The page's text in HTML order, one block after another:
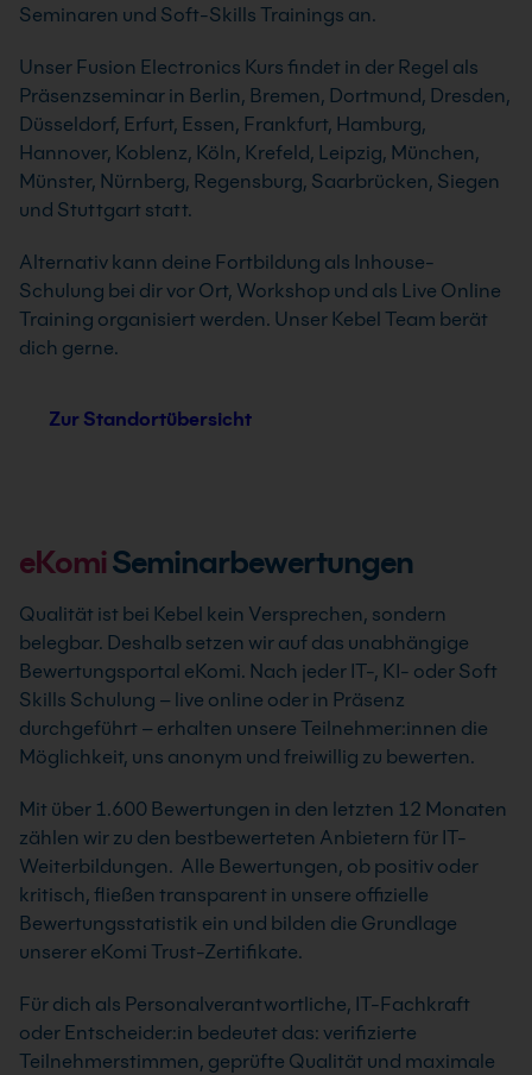
Seminaren und Soft-Skills Trainings an.
Unser Fusion Electronics Kurs findet in der Regel als
Präsenzseminar in Berlin, Bremen, Dortmund, Dresden,
Düsseldorf, Erfurt, Essen, Frankfurt, Hamburg,
Hannover, Koblenz, Köln, Krefeld, Leipzig, München,
Münster, Nürnberg, Regensburg, Saarbrücken, Siegen
und Stuttgart statt.
Alternativ kann deine Fortbildung als Inhouse-
Schulung bei dir vor Ort, Workshop und als Live Online
Training organisiert werden. Unser Kebel Team berät
dich gerne.
Zur Standortübersicht
eKomiSeminarbewertungen
Qualität ist bei Kebel kein Versprechen, sondern
belegbar. Deshalb setzen wir auf das unabhängige
Bewertungsportal eKomi. Nach jeder IT-, KI- oder Soft
Skills Schulung – live online oder in Präsenz
durchgeführt – erhalten unsere Teilnehmer:innen die
Möglichkeit, uns anonym und freiwillig zu bewerten.
Mit über 1.600 Bewertungen in den letzten 12 Monaten
zählen wir zu den bestbewerteten Anbietern für IT-
Weiterbildungen. Alle Bewertungen, ob positiv oder
kritisch, fließen transparent in unsere offizielle
Bewertungsstatistik ein und bilden die Grundlage
unserer eKomi Trust-Zertifikate.
Für dich als Personalverantwortliche, IT-Fachkraft
oder Entscheider:in bedeutet das: verifizierte
Teilnehmerstimmen, geprüfte Qualität und maximale